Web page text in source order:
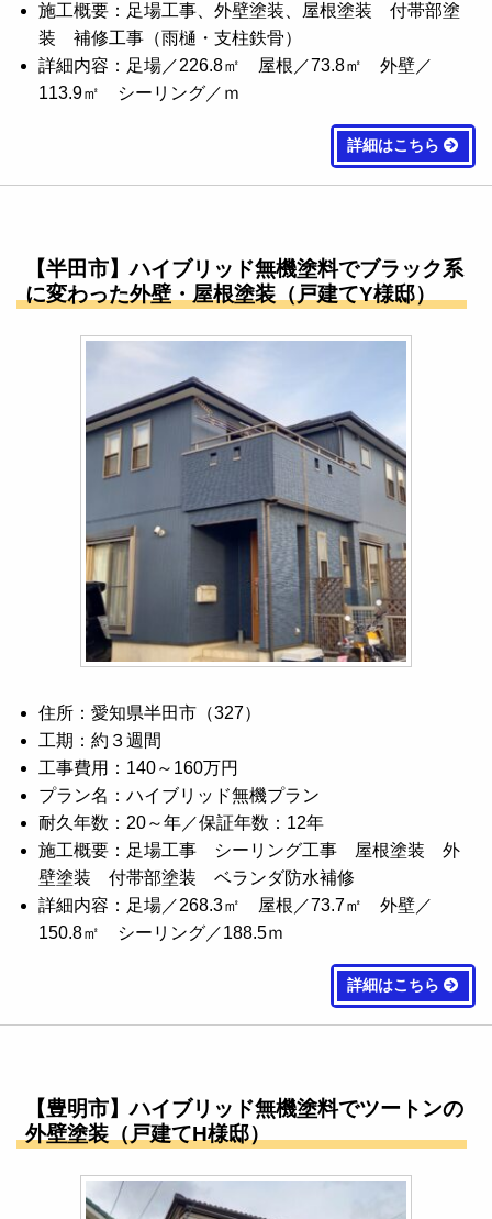
施工概要：足場工事、外壁塗装、屋根塗装 付帯部塗
装 補修工事（雨樋・支柱鉄骨）
詳細内容：足場／226.8㎡ 屋根／73.8㎡ 外壁／
113.9㎡ シーリング／ｍ
詳細はこちら
【半田市】ハイブリッド無機塗料でブラック系
に変わった外壁・屋根塗装（戸建てY様邸）
住所：愛知県半田市（327）
工期：約３週間
工事費用：140～160万円
プラン名：ハイブリッド無機プラン
耐久年数：20～年／保証年数：12年
施工概要：足場工事 シーリング工事 屋根塗装 外
壁塗装 付帯部塗装 ベランダ防水補修
詳細内容：足場／268.3㎡ 屋根／73.7㎡ 外壁／
150.8㎡ シーリング／188.5ｍ
詳細はこちら
【豊明市】ハイブリッド無機塗料でツートンの
外壁塗装（戸建てH様邸）